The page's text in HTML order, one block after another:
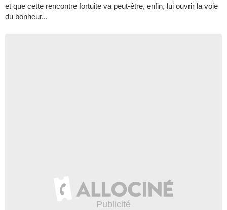
et que cette rencontre fortuite va peut-être, enfin, lui ouvrir la voie
du bonheur...